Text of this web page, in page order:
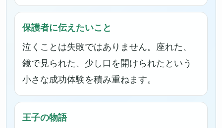
保護者に伝えたいこと
泣くことは失敗ではありません。座れた、
鏡で見られた、少し口を開けられたという
小さな成功体験を積み重ねます。
王子の物語